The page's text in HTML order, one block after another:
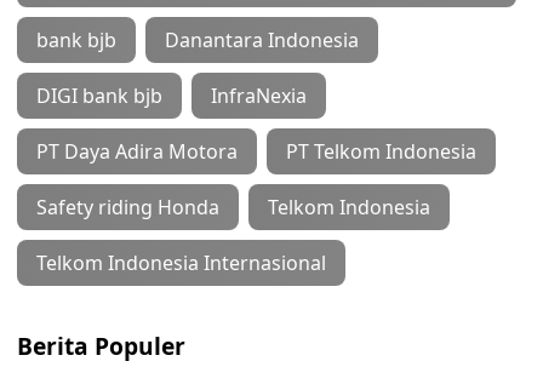
bank bjb Danantara Indonesia
DIGI bank bjb InfraNexia
PT Daya Adira Motora PT Telkom Indonesia
Safety riding Honda Telkom Indonesia
Telkom Indonesia Internasional
Berita Populer